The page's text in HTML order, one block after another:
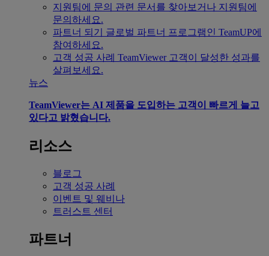
지원팀에 문의 관련 문서를 찾아보거나 지원팀에
문의하세요.
파트너 되기
글로벌 파트너 프로그램인 TeamUP에
참여하세요.
고객 성공 사례 TeamViewer 고객이 달성한 성과를
살펴보세요.
뉴스
TeamViewer는 AI 제품을 도입하는 고객이 빠르게 늘고
있다고 밝혔습니다.
리소스
블로그
고객 성공 사례
이벤트 및 웨비나
트러스트 센터
파트너